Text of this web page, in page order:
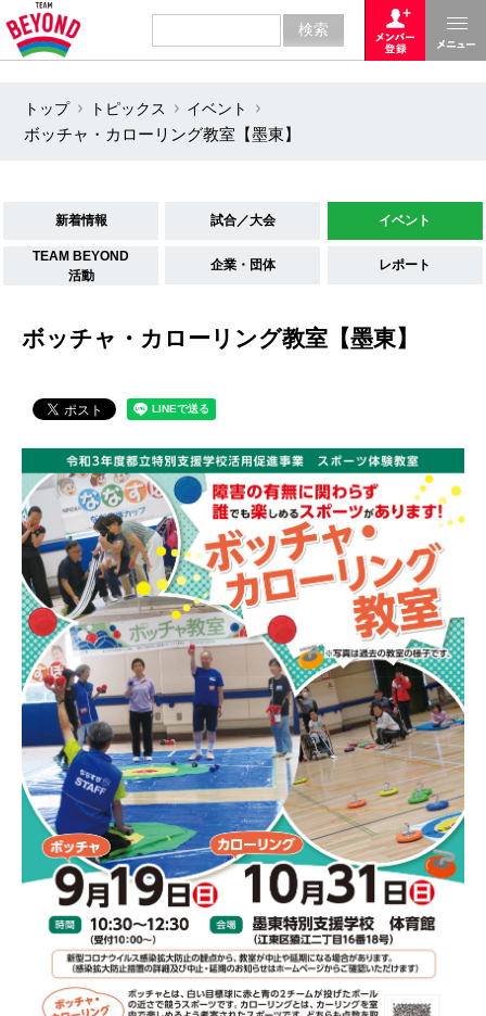
トップ トピックス
イベント
ボッチャ・カローリング教室【墨東】
新着情報 試合／大会 イベント
TEAM BEYOND
活動
企業・団体 レポート
ボッチャ・カローリング教室【墨東】